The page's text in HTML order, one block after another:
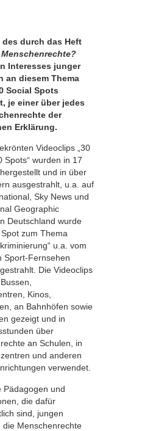
durch das Heft
Interesses junger
an diesem Thema
Social Spots
je einer über jedes
der
Erklärung.
Videoclips „30
Spots“ wurden in 17
und in über
ausgestrahlt, u.a. auf
Sky News und
Geographic
Deutschland wurde
zum Thema
u.a. vom
Sport-Fernsehen
Die Videoclips
Kinos,
an Bahnhöfen sowie
gezeigt und in
über
an Schulen, in
und anderen
verwendet.
Pädagogen und
die dafür
sind, jungen
die Menschenrechte